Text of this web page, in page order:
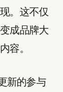
。这不仅
成品牌大
容。
新的参与